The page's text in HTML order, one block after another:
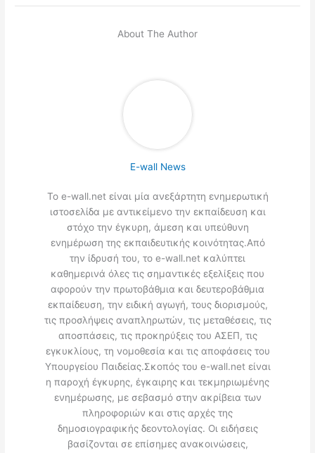
About The Author
E-wall News
Το e-wall.net είναι μία ανεξάρτητη ενημερωτική
ιστοσελίδα με αντικείμενο την εκπαίδευση και
στόχο την έγκυρη, άμεση και υπεύθυνη
ενημέρωση της εκπαιδευτικής κοινότητας.Από
την ίδρυσή του, το e-wall.net καλύπτει
καθημερινά όλες τις σημαντικές εξελίξεις που
αφορούν την πρωτοβάθμια και δευτεροβάθμια
εκπαίδευση, την ειδική αγωγή, τους διορισμούς,
τις προσλήψεις αναπληρωτών, τις μεταθέσεις, τις
αποσπάσεις, τις προκηρύξεις του ΑΣΕΠ, τις
εγκυκλίους, τη νομοθεσία και τις αποφάσεις του
Υπουργείου Παιδείας.Σκοπός του e-wall.net είναι
η παροχή έγκυρης, έγκαιρης και τεκμηριωμένης
ενημέρωσης, με σεβασμό στην ακρίβεια των
πληροφοριών και στις αρχές της
δημοσιογραφικής δεοντολογίας. Οι ειδήσεις
βασίζονται σε επίσημες ανακοινώσεις,